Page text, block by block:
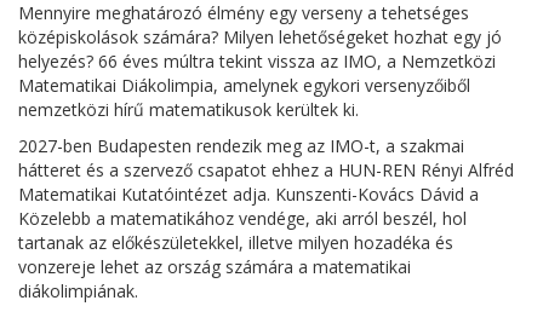
Mennyire meghatározó élmény egy verseny a tehetséges
középiskolások számára? Milyen lehetőségeket hozhat egy jó
helyezés? 66 éves múltra tekint vissza az IMO, a Nemzetközi
Matematikai Diákolimpia, amelynek egykori versenyzőiből
nemzetközi hírű matematikusok kerültek ki.
2027-ben Budapesten rendezik meg az IMO-t, a szakmai
hátteret és a szervező csapatot ehhez a HUN-REN Rényi Alfréd
Matematikai Kutatóintézet adja. Kunszenti-Kovács Dávid a
Közelebb a matematikához vendége, aki arról beszél, hol
tartanak az előkészületekkel, illetve milyen hozadéka és
vonzereje lehet az ország számára a matematikai
diákolimpiának.